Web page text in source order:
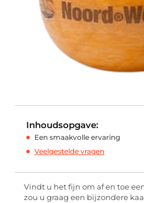
Inhoudsopgave:
Een smaakvolle ervaring
Veelgestelde vragen
Vindt u het fijn om af en toe
zou u graag een bijzondere